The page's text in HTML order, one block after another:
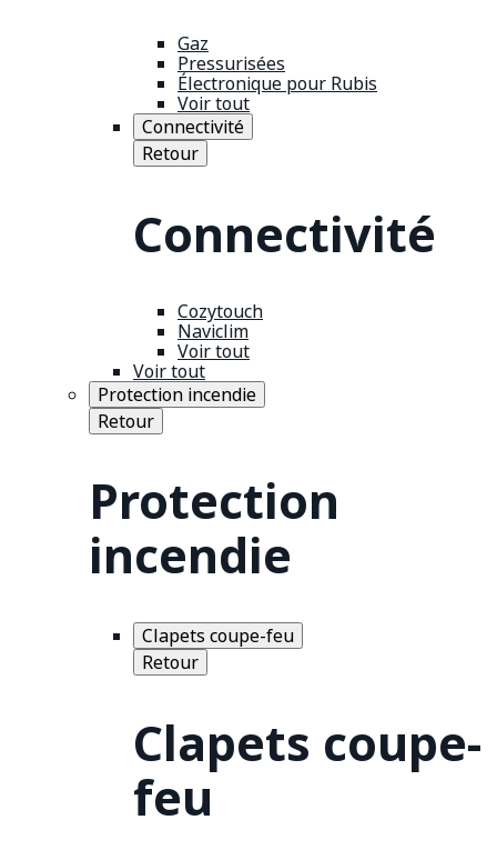
Gaz
Pressurisées
Électronique pour Rubis
Voir tout
Connectivité
Retour
Connectivité
Cozytouch
Naviclim
Voir tout
Voir tout
Protection incendie
Retour
Protection
incendie
Clapets coupe-feu
Retour
Clapets coupe-
feu